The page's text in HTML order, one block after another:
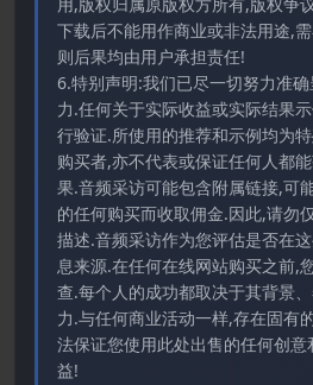
下载后不能用作商业或非法用途,
则后果均由用户承担责任!
6.特别声明:我们已尽一切努力准
力.任何关于实际收益或实际结果
行验证.所使用的推荐和示例均为
购买者,亦不代表或保证任何人都
果.音频采访可能包含附属链接,可
的任何购买而收取佣金.因此,请勿
描述.音频采访作为您评估是否在
息来源.在任何在线网站购买之前,
查.每个人的成功都取决于其背景
力.与任何商业活动一样,存在固有
法保证您使用此处出售的任何创
益!